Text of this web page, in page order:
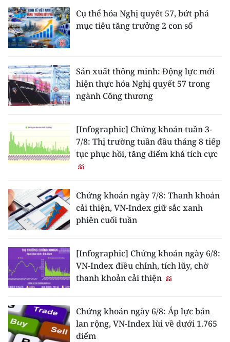
Cụ thể hóa Nghị quyết 57, bứt phá
mục tiêu tăng trưởng 2 con số
Sản xuất thông minh: Động lực mới
hiện thực hóa Nghị quyết 57 trong
ngành Công thương
[Infographic] Chứng khoán tuần 3-
7/8: Thị trường tuần đầu tháng 8 tiếp
tục phục hồi, tăng điểm khá tích cực
Chứng khoán ngày 7/8: Thanh khoản
cải thiện, VN-Index giữ sắc xanh
phiên cuối tuần
[Infographic] Chứng khoán ngày 6/8:
VN-Index điều chỉnh, tích lũy, chờ
thanh khoản cải thiện
Chứng khoán ngày 6/8: Áp lực bán
lan rộng, VN-Index lùi về dưới 1.765
điểm